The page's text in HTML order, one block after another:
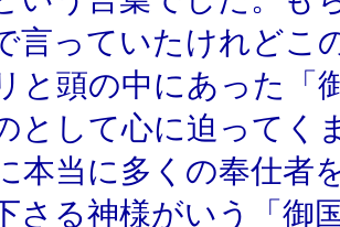
言っていたけれどこ
と頭の中にあった「
として心に迫ってく
本当に多くの奉仕者
さる神様がいう「御